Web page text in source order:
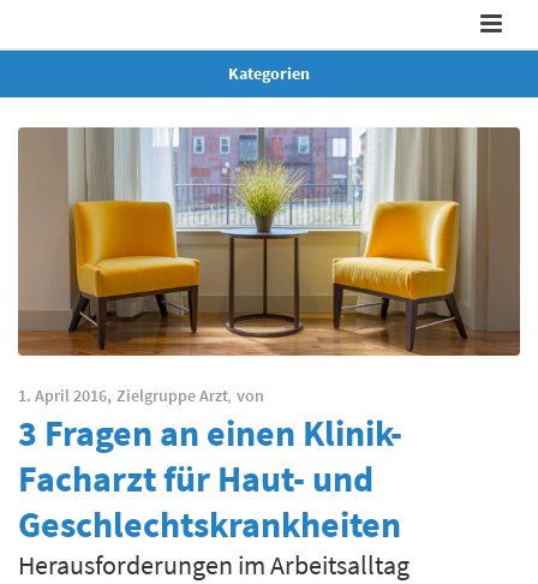
Kategorien
1. April 2016, Zielgruppe Arzt, von
3 Fragen an einen Klinik-
Facharzt für Haut- und
Geschlechtskrankheiten
Herausforderungen im Arbeitsalltag